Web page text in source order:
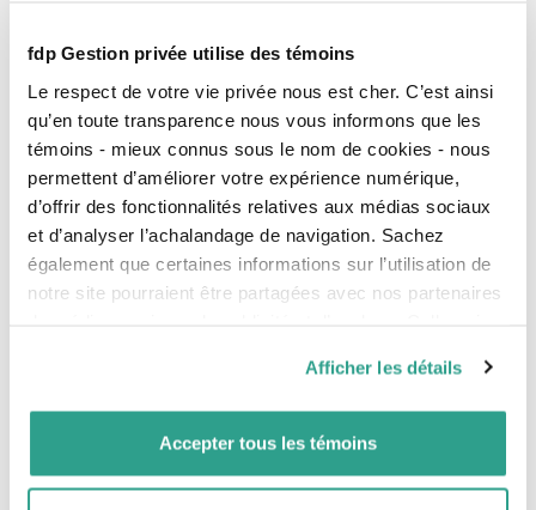
fdp Gestion privée utilise des témoins
Le respect de votre vie privée nous est cher. C’est ainsi
qu’en toute transparence nous vous informons que les
témoins - mieux connus sous le nom de cookies - nous
permettent d’améliorer votre expérience numérique,
d’offrir des fonctionnalités relatives aux médias sociaux
et d’analyser l’achalandage de navigation. Sachez
également que certaines informations sur l’utilisation de
notre site pourraient être partagées avec nos partenaires
vous leur auriez fournies ou qu’ils auraient collectées lors
de votre utilisation de leurs services.
Afficher les détails
Accepter tous les témoins
NEWS
Our views: Tariff battles and the outlook for
financial markets
Nos spécialistes en placement vous parlent des facteurs
qui ont influencé les marchés dans les derniers mois et
de ce qu’ils entrevoient pour 2024.